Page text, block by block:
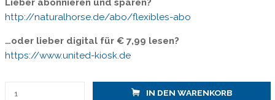
Lieber abonnieren und sparen?
http://naturalhorse.de/abo/flexibles-abo
…oder lieber digital für € 7,99 lesen?
https://www.united-kiosk.de
IN DEN WARENKORB